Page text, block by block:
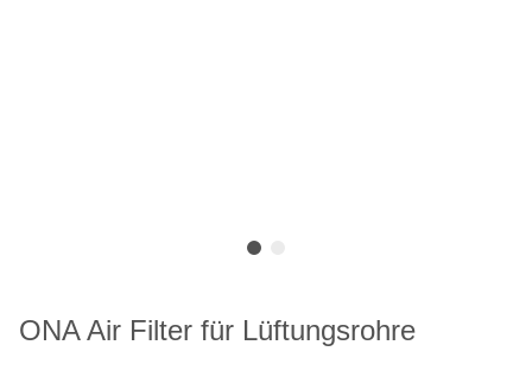
ONA Air Filter für Lüftungsrohre